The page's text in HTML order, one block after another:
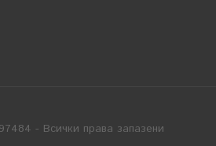
- Всички права запазени